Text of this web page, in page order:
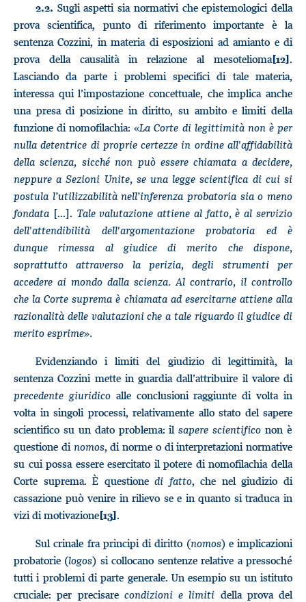
2.2. Sugli aspetti sia normativi che epistemologici della
prova scientifica, punto di riferimento importante è la
sentenza Cozzini, in materia di esposizioni ad amianto e di
prova della causalità in relazione al mesotelioma[12].
Lasciando da parte i problemi specifici di tale materia,
interessa qui l’impostazione concettuale, che implica anche
una presa di posizione in diritto, su ambito e limiti della
funzione di nomofilachia: «La Corte di legittimità non è per
nulla detentrice di proprie certezze in ordine all'affidabilità
della scienza, sicché non può essere chiamata a decidere,
neppure a Sezioni Unite, se una legge scientifica di cui si
postula l’utilizzabilità nell’inferenza probatoria sia o meno
fondata [...]. Tale valutazione attiene al fatto, è al servizio
dell'attendibilità dell'argomentazione probatoria ed è
dunque rimessa al giudice di merito che dispone,
soprattutto attraverso la perizia, degli strumenti per
accedere ai mondo dalla scienza. Al contrario, il controllo
che la Corte suprema è chiamata ad esercitarne attiene alla
razionalità delle valutazioni che a tale riguardo il giudice di
merito esprime».
Evidenziando i limiti del giudizio di legittimità, la
sentenza Cozzini mette in guardia dall’attribuire il valore di
precedente giuridicoalle conclusioni raggiunte di volta in
volta in singoli processi, relativamente allo stato del sapere
scientifico su un dato problema: ilsapere scientifico non è
questione di nomos, di norme o di interpretazioni normative
su cui possa essere esercitato il potere di nomofilachia della
Corte suprema. È questionedi fatto, che nel giudizio di
cassazione può venire in rilievo se e in quanto si traduca in
vizi di motivazione[13].
Sul crinale fra principi di diritto (nomos) e implicazioni
probatorie (logos) si collocano sentenze relative a pressoché
tutti i problemi di parte generale. Un esempio su un istituto
cruciale: per precisare condizioni e limiti della prova del